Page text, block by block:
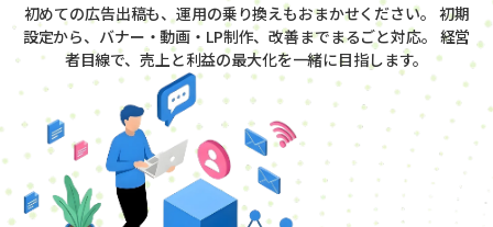
初めての広告出稿も、運用の乗り換えもおまかせください。 初期
設定から、バナー・動画・LP制作、改善までまるごと対応。 経営
者目線で、売上と利益の最大化を一緒に目指します。